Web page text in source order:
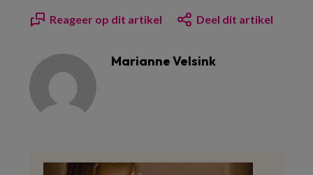
Reageer op dit artikel Deel dit artikel
Marianne Velsink